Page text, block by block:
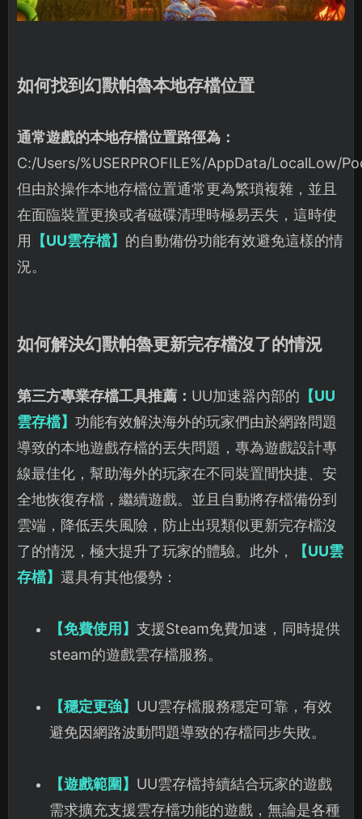
如何找到幻獸帕魯本地存檔位置
通常遊戲的本地存檔位置路徑為：
C:/Users/%USERPROFILE%/AppData/LocalLow/
但由於操作本地存檔位置通常更為繁瑣複雜，並且
在面臨裝置更換或者磁碟清理時極易丟失，這時使
用 【UU雲存檔】 的自動備份功能有效避免這樣的情
況。
如何解決幻獸帕魯更新完存檔沒了的情況
第三方專業存檔工具推薦： UU加速器內部的 【UU
雲存檔】 功能有效解決海外的玩家們由於網路問題
導致的本地遊戲存檔的丟失問題，專為遊戲設計專
線最佳化，幫助海外的玩家在不同裝置間快捷、安
全地恢復存檔，繼續遊戲。並且自動將存檔備份到
雲端，降低丟失風險，防止出現類似更新完存檔沒
了的情況，極大提升了玩家的體驗。此外，
【UU雲
存檔】 還具有其他優勢：
【免費使用】 支援Steam免費加速，同時提供
steam的遊戲雲存檔服務。
【穩定更強】 UU雲存檔服務穩定可靠，有效
避免因網路波動問題導致的存檔同步失敗。
【遊戲範圍】 UU雲存檔持續結合玩家的遊戲
需求擴充支援雲存檔功能的遊戲，無論是各種